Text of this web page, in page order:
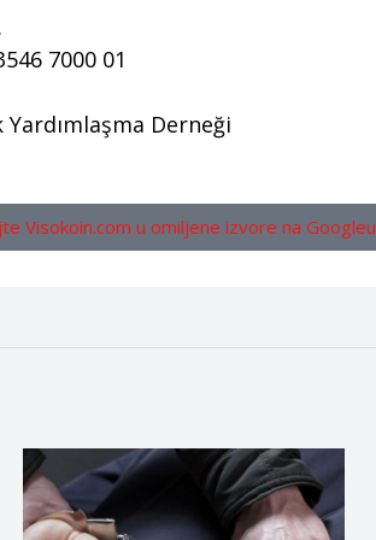
7000 01
Yardımlaşma Derneği
Visokoin.com u omiljene izvore na Googleu